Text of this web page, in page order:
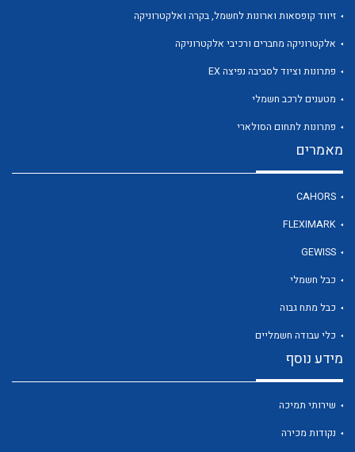
לכל מוצרי היצרן
לכל מוצרי היצרן
זיווד קופסאות וארונות לחשמל, בקרה ואלקטרוניקה
אלקטרוניקה מחברים ורכיבי אלקטרוניקה
פתרונות וציוד לסביבה נפיצה EX
מטענים לרכב חשמלי
פתרונות לתחום הסולארי
מאמרים
CAHORS
FLEXIMARK
GEWISS
כבל חשמלי
כבל מתח גבוה
כלי עבודה חשמליים
מידע נוסף
שירותי תמיכה
נקודות מכירה